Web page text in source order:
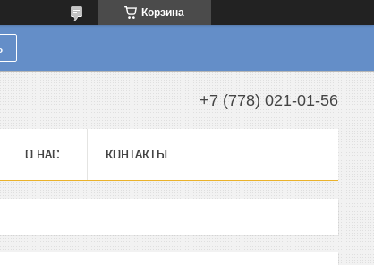
Корзина
+7 (778) 021-01-56
О НАС КОНТАКТЫ